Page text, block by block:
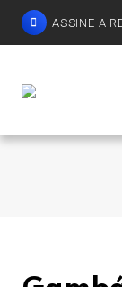
ASSINE A